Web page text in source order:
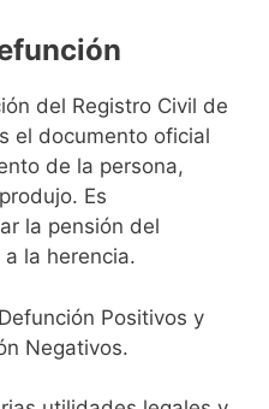
del Registro Civil de
el documento oficial
de la persona,
Es
la pensión del
la herencia.
Positivos y
Negativos.